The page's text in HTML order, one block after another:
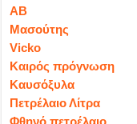
ΑΒ
Μασούτης
Vicko
Καιρός πρόγνωση
Καυσόξυλα
Πετρέλαιο Λίτρα
Φθηνό πετρέλαιο